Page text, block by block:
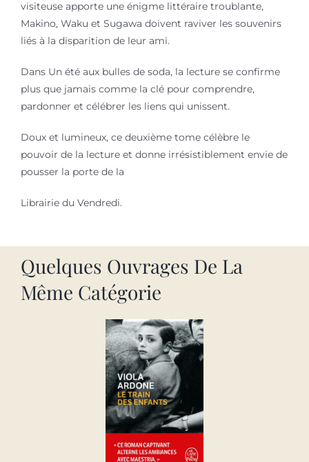
visiteuse apporte une énigme littéraire troublante,
Makino, Waku et Sugawa doivent raviver les souvenirs
liés à la disparition de leur ami.
Dans Un été aux bulles de soda, la lecture se confirme
plus que jamais comme la clé pour comprendre,
pardonner et célébrer les liens qui unissent.
Doux et lumineux, ce deuxième tome célèbre le
pouvoir de la lecture et donne irrésistiblement envie de
pousser la porte de la
Librairie du Vendredi.
Quelques Ouvrages De La
Même Catégorie